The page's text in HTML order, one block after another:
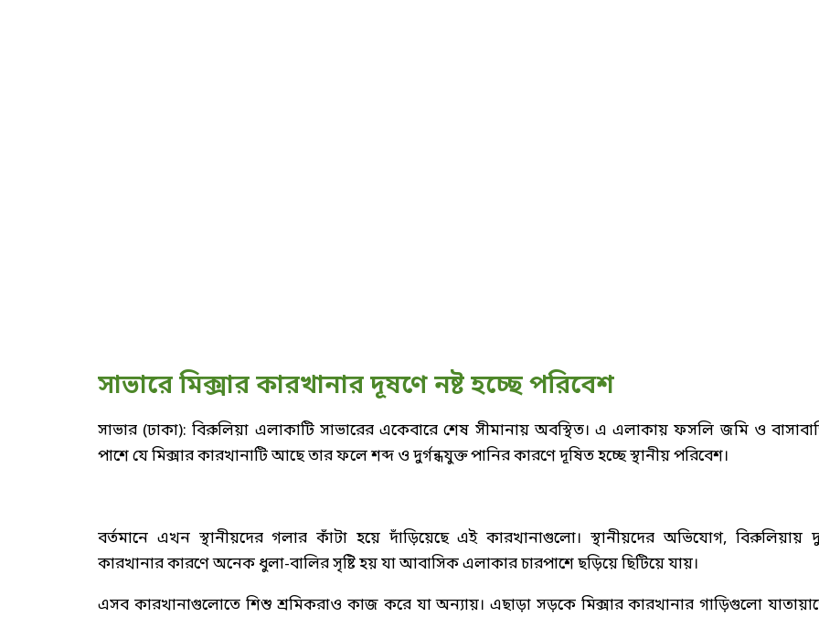
সাভারে মিক্সার কারখানার দূষণে নষ্ট হচ্ছে পরিবেশ
সাভার (ঢাকা): বিরুলিয়া এলাকাটি সাভারের একেবারে শেষ সীমানায় অবস্থিত। এ এলাকায় ফসলি জমি ও
পাশে যে মিক্সার কারখানাটি আছে তার ফলে শব্দ ও দুর্গন্ধযুক্ত পানির কারণে দূষিত হচ্ছে স্থানীয় পরিবেশ।
বর্তমানে এখন স্থানীয়দের গলার কাঁটা হয়ে দাঁড়িয়েছে এই কারখানাগুলো। স্থানীয়দের অভিযোগ, বিরুলিয়ায়
কারখানার কারণে অনেক ধুলা-বালির সৃষ্টি হয় যা আবাসিক এলাকার চারপাশে ছড়িয়ে ছিটিয়ে যায়।
এসব কারখানাগুলোতে শিশু শ্রমিকরাও কাজ করে যা অন্যায়। এছাড়া সড়কে মিক্সার কারখানার গাড়িগুলো